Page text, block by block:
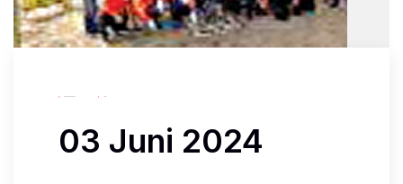
03 Juni 2024